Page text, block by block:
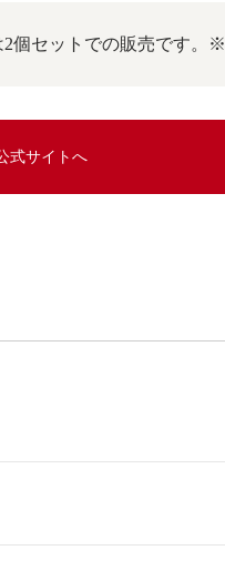
個セットでの販売です。※
式サイトへ